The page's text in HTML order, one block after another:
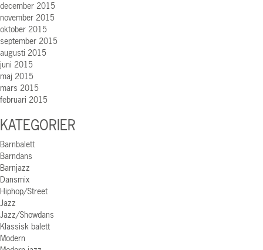
december 2015
november 2015
oktober 2015
september 2015
augusti 2015
juni 2015
maj 2015
mars 2015
februari 2015
KATEGORIER
Barnbalett
Barndans
Barnjazz
Dansmix
Hiphop/Street
Jazz
Jazz/Showdans
Klassisk balett
Modern